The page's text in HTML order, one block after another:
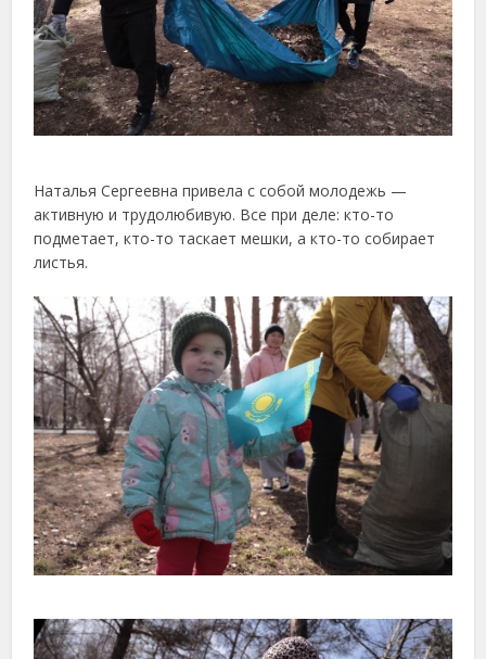
Наталья Сергеевна привела с собой молодежь —
активную и трудолюбивую. Все при деле: кто-то
подметает, кто-то таскает мешки, а кто-то собирает
листья.